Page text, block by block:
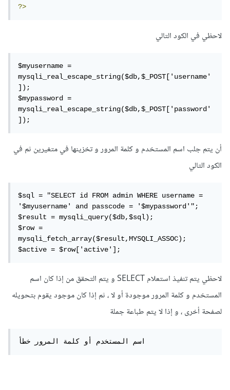
?>
لاحظي في الكود التالي
$myusername =
mysqli_real_escape_string($db,$_POST['username'
]);
$mypassword =
mysqli_real_escape_string($db,$_POST['password'
]);
أن يتم جلب اسم المستخدم و كلمة المرور و تخزينها في متغيرين ثم في
الكود التالي
$sql = "SELECT id FROM admin WHERE username =
'$myusername' and passcode = '$mypassword'";
$result = mysqli_query($db,$sql);
$row =
mysqli_fetch_array($result,MYSQLI_ASSOC);
$active = $row['active'];
لاحظي يتم تنفيذ استعلام SELECT و يتم التحقق من إذا كان اسم
المستخدم و كلمة المرور موجودة أو لا ، ثم إذا كان موجود يقوم بتحويله
لصفحة أخرى ، و إذا لا يتم طباعة جملة
اسم المستخدم أو كلمة المرور خطأ